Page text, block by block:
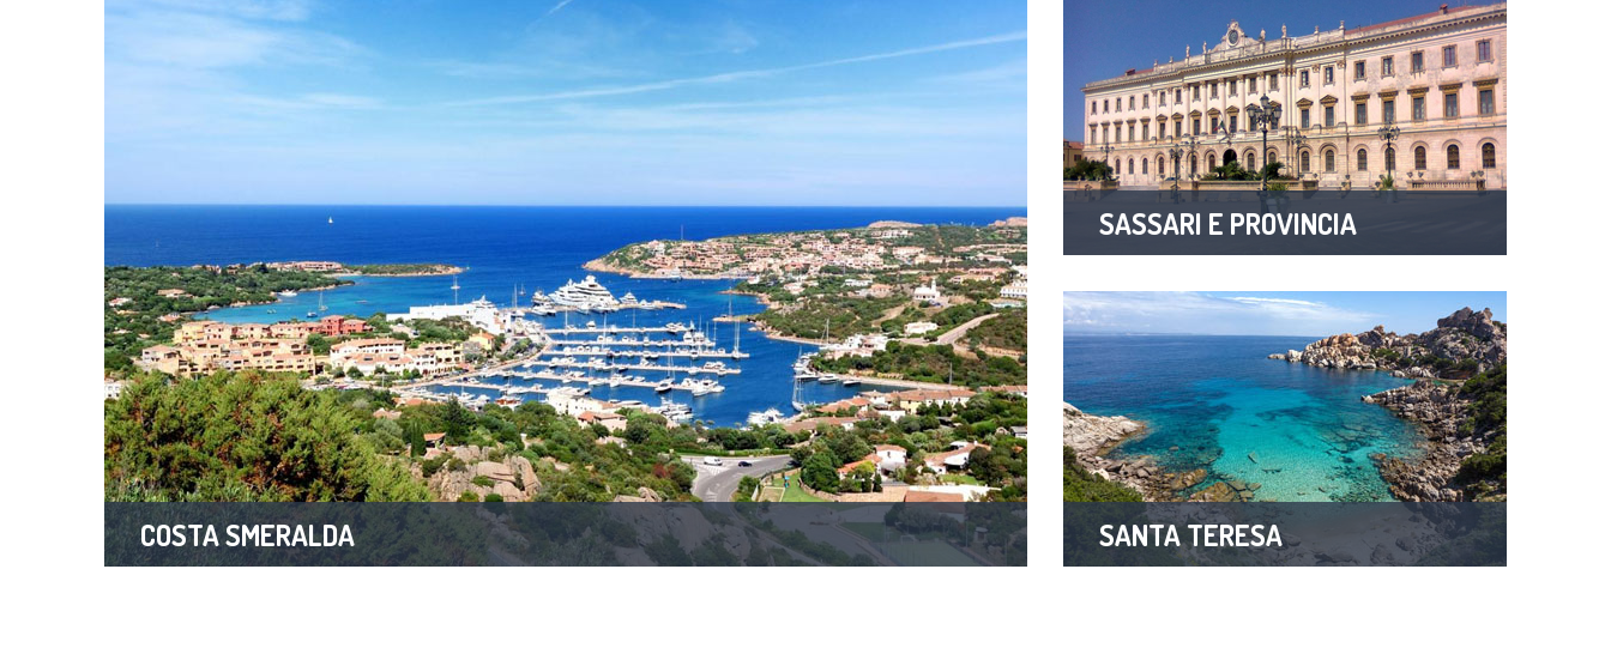
COSTA SMERALDA
SASSARI E PROVINCIA
SANTA TERESA